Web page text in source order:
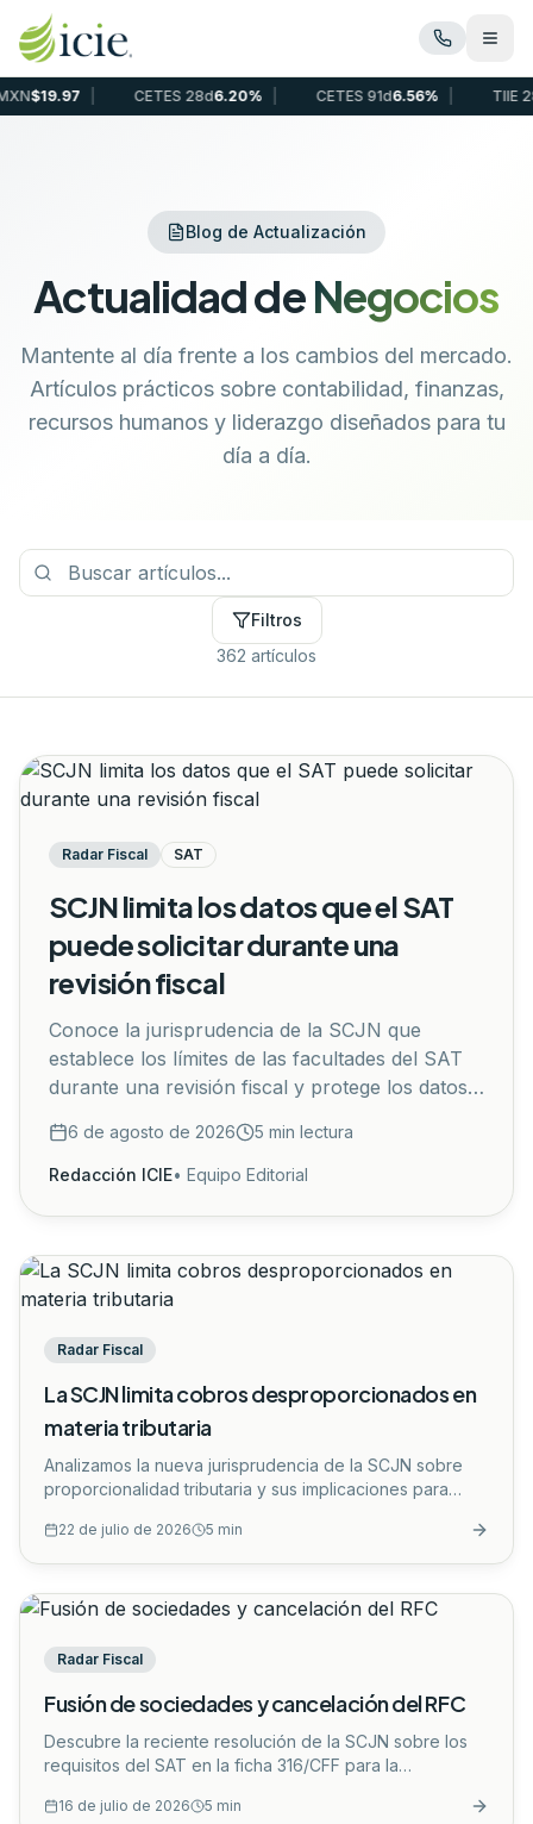
Abrir
| CETES 28d6.20% | CETES 91d6.56% | TIIE 28d
Blog de Actualización
Actualidad deNegocios
Mantente al día frente a los cambios del mercado.
Artículos prácticos sobre contabilidad, finanzas,
recursos humanos y liderazgo diseñados para tu
día a día.
Filtros
362 artículos
Radar Fiscal SAT
SCJN limita los datos que el SAT
puede solicitar durante una
revisión fiscal
Conoce la jurisprudencia de la SCJN que
establece los límites de las facultades del SAT
durante una revisión fiscal y protege los datos
fiscalización. ...
6 de agosto de 2026 5 min lectura
Redacción ICIE• Equipo Editorial
Radar Fiscal
La SCJN limita cobros desproporcionados en
materia tributaria
Analizamos la nueva jurisprudencia de la SCJN sobre
proporcionalidad tributaria y sus implicaciones para
22 de julio de 2026 5 min
Radar Fiscal
Fusión de sociedades y cancelación del RFC
Descubre la reciente resolución de la SCJN sobre los
requisitos del SAT en la ficha 316/CFF para la
su impacto legal y cómo adaptar tu estrategia
16 de julio de 2026 5 min